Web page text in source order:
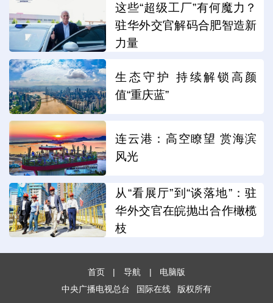
这些“超级工厂”有何魔力？
驻华外交官解码合肥智造新
力量
生态守护 持续解锁高颜
值“重庆蓝”
连云港：高空瞭望 赏海滨
风光
从“看展厅”到“谈落地”：驻
华外交官在皖抛出合作橄榄
枝
首页 | 导航 |
电脑版
中央广播电视总台
国际在线 版权所有